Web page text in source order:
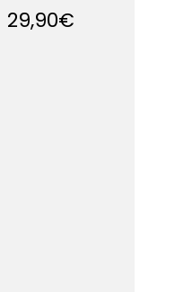
5.00
su 5
29,90€